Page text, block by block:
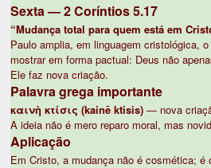
Sexta — 2 Coríntios 5.17
“Mudança total para quem está em
Paulo amplia, em linguagem cristológica,
mostrar em forma pactual: Deus não
Ele faz nova criação.
Palavra grega importante
καινὴ κτίσις (kainē ktisis) — nova
A ideia não é mero reparo moral, mas
Aplicação
Em Cristo, a mudança não é cosmética; é